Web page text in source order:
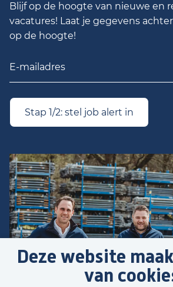
Deze website
van
Blijf op de hoogte van nieuwe en
vacatures! Laat je gegevens
op de hoogte!
Stap 1/2: stel job alert in